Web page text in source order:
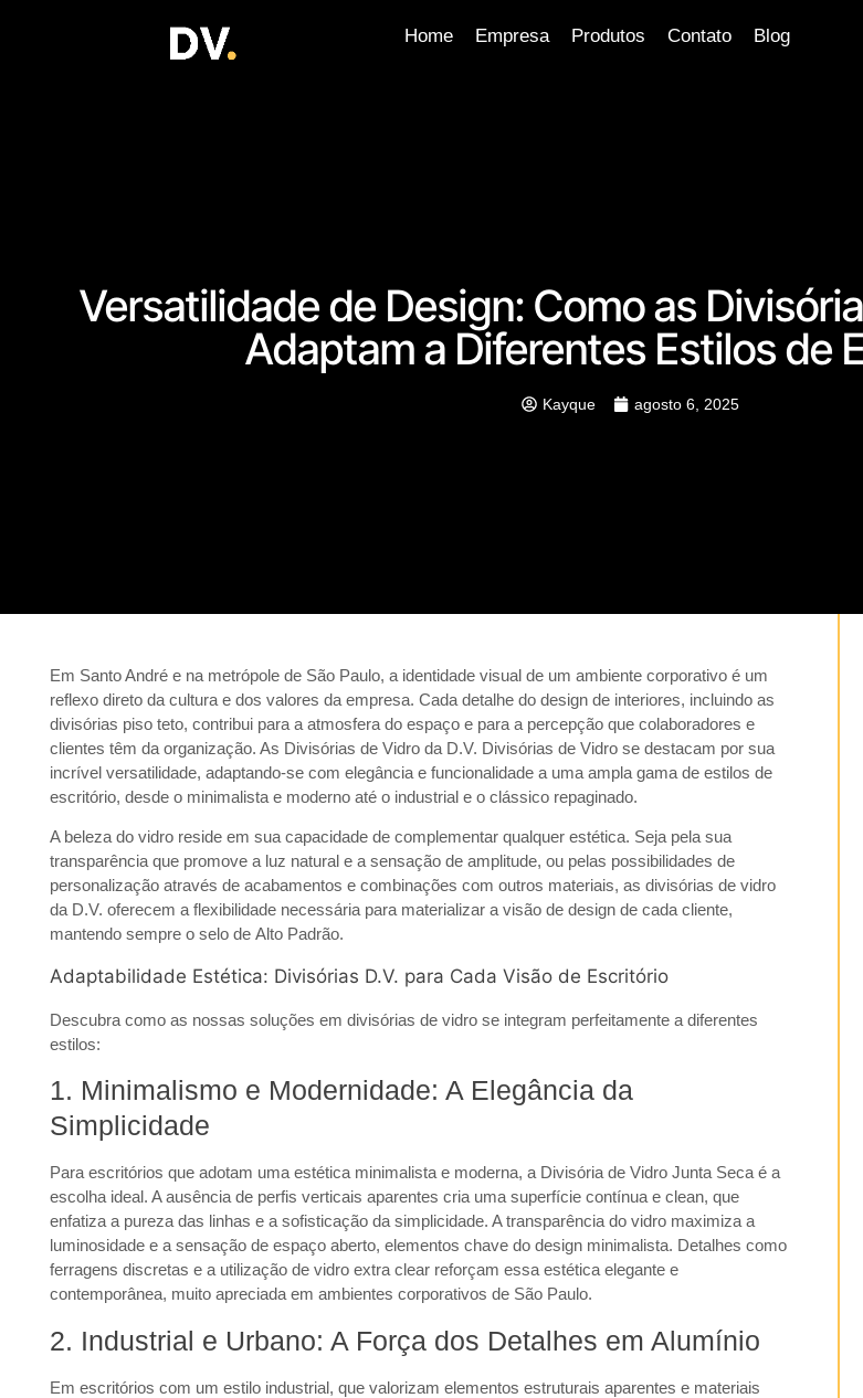
Home Empresa Produtos Contato Blog
Versatilidade de Design: Como as
Adaptam a Diferentes Estilos de
Kayque agosto 6, 2025
Em Santo André e na metrópole de São Paulo, a identidade visual de um ambiente corporativo é um
reflexo direto da cultura e dos valores da empresa. Cada detalhe do design de interiores, incluindo as
divisórias piso teto, contribui para a atmosfera do espaço e para a percepção que colaboradores e
clientes têm da organização. As Divisórias de Vidro da D.V. Divisórias de Vidro se destacam por sua
incrível versatilidade, adaptando-se com elegância e funcionalidade a uma ampla gama de estilos de
escritório, desde o minimalista e moderno até o industrial e o clássico repaginado.
A beleza do vidro reside em sua capacidade de complementar qualquer estética. Seja pela sua
transparência que promove a luz natural e a sensação de amplitude, ou pelas possibilidades de
personalização através de acabamentos e combinações com outros materiais, as divisórias de vidro
da D.V. oferecem a flexibilidade necessária para materializar a visão de design de cada cliente,
mantendo sempre o selo de Alto Padrão.
Adaptabilidade Estética: Divisórias D.V. para Cada Visão de Escritório
Descubra como as nossas soluções em divisórias de vidro se integram perfeitamente a diferentes
estilos:
1. Minimalismo e Modernidade: A Elegância da
Simplicidade
Para escritórios que adotam uma estética minimalista e moderna, a Divisória de Vidro Junta Seca é a
escolha ideal. A ausência de perfis verticais aparentes cria uma superfície contínua e clean, que
enfatiza a pureza das linhas e a sofisticação da simplicidade. A transparência do vidro maximiza a
luminosidade e a sensação de espaço aberto, elementos chave do design minimalista. Detalhes como
ferragens discretas e a utilização de vidro extra clear reforçam essa estética elegante e
contemporânea, muito apreciada em ambientes corporativos de São Paulo.
2. Industrial e Urbano: A Força dos Detalhes em Alumínio
Em escritórios com um estilo industrial, que valorizam elementos estruturais aparentes e materiais